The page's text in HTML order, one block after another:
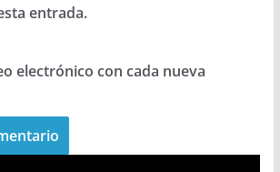
entrada.
electrónico con cada nueva